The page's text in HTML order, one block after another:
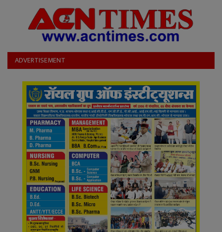
Language
ADVERTISEMENT